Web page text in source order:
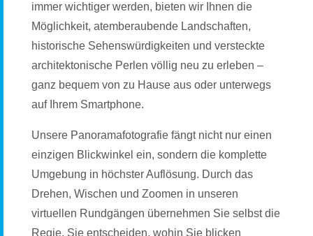
immer wichtiger werden, bieten wir Ihnen die
Möglichkeit, atemberaubende Landschaften,
historische Sehenswürdigkeiten und versteckte
architektonische Perlen völlig neu zu erleben –
ganz bequem von zu Hause aus oder unterwegs
auf Ihrem Smartphone.
Unsere Panoramafotografie fängt nicht nur einen
einzigen Blickwinkel ein, sondern die komplette
Umgebung in höchster Auflösung. Durch das
Drehen, Wischen und Zoomen in unseren
virtuellen Rundgängen übernehmen Sie selbst die
Regie. Sie entscheiden, wohin Sie blicken